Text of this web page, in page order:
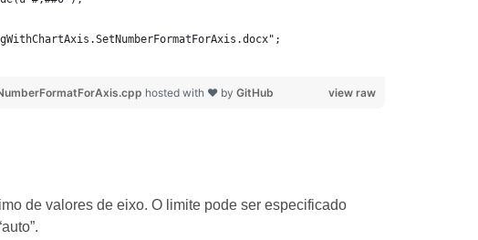
view raw
hosted with ❤ by GitHub
de valores de eixo. O limite pode ser especificado